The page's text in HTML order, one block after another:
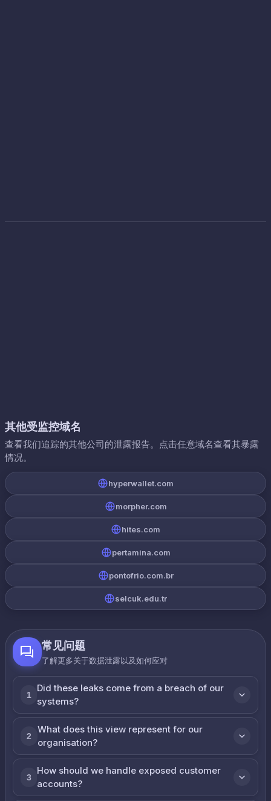
其他受监控域名
查看我们追踪的其他公司的泄露报告。点击任意域名查看其暴露
情况。
hyperwallet.com
morpher.com
hites.com
pertamina.com
pontofrio.com.br
selcuk.edu.tr
常见问题
了解更多关于数据泄露以及如何应对
1
Did these leaks come from a breach of our
systems?
2
What does this view represent for our
organisation?
3
How should we handle exposed customer
accounts?